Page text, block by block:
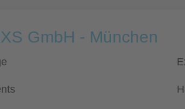
GmbH - München